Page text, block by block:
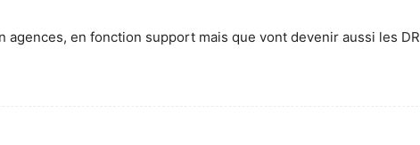
agences, en fonction support mais que vont devenir aussi les DR